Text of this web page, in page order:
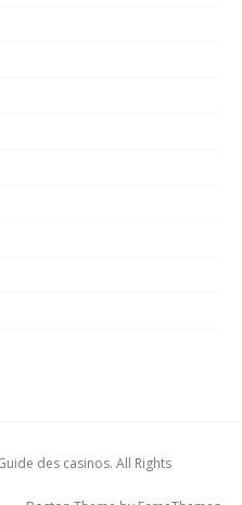
des casinos. All Rights